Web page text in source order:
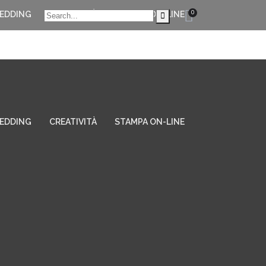
0
CREATIVITÀ STAMPA ON-LINE
CREATIVITÀ STAMPA ON-LINE